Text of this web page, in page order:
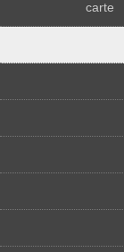
carte